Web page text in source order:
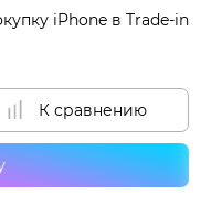
iPhone в Trade-in
К сравнению